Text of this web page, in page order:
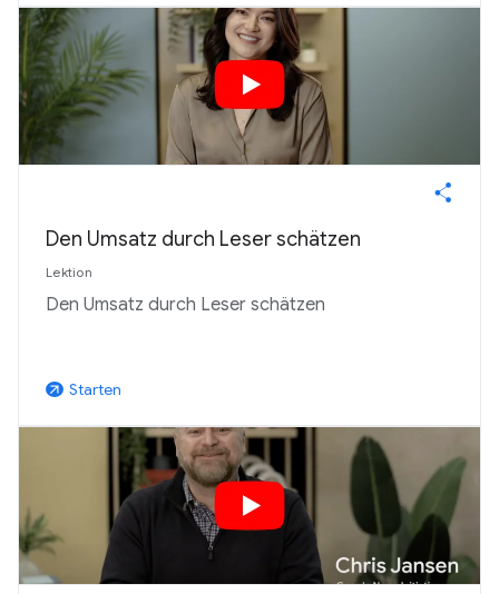
Den Umsatz durch Leser schätzen
Lektion
Den Umsatz durch Leser schätzen
arrow_outward Starten